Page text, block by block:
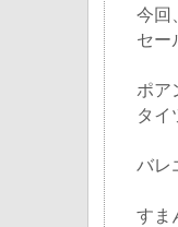
今回
セー
ポア
タイ
バレ
すま